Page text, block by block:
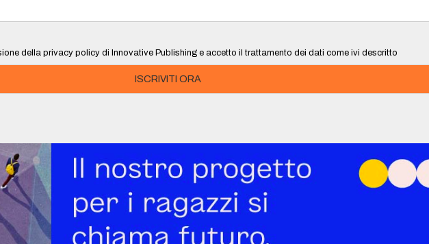
della privacy policy di Innovative Publishing e accetto il trattamento dei dati come ivi descritto
ISCRIVITI ORA